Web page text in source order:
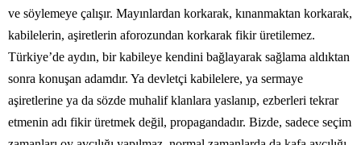
ve söylemeye çalışır. Mayınlardan korkarak, kınanmaktan korkarak,
kabilelerin, aşiretlerin aforozundan korkarak fikir üretilemez.
Türkiye’de aydın, bir kabileye kendini bağlayarak sağlama aldıktan
sonra konuşan adamdır. Ya devletçi kabilelere, ya sermaye
aşiretlerine ya da sözde muhalif klanlara yaslanıp, ezberleri tekrar
etmenin adı fikir üretmek değil, propagandadır. Bizde, sadece seçim